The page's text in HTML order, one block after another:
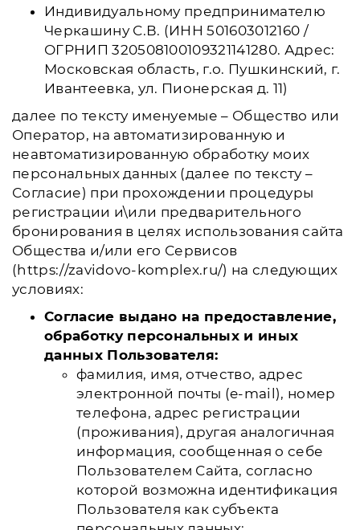
Индивидуальному предпринимателю
Черкашину С.В. (ИНН 501603012160 /
ОГРНИП 320508100109321141280. Адрес:
Московская область, г.о. Пушкинский, г.
Ивантеевка, ул. Пионерская д. 11)
далее по тексту именуемые – Общество или
Оператор, на автоматизированную и
неавтоматизированную обработку моих
персональных данных (далее по тексту –
Согласие) при прохождении процедуры
регистрации и\или предварительного
бронирования в целях использования сайта
Общества и/или его Сервисов
(https://zavidovo-komplex.ru/) на следующих
условиях:
Согласие выдано на предоставление,
обработку персональных и иных
данных Пользователя:
фамилия, имя, отчество, адрес
электронной почты (e-mail), номер
телефона, адрес регистрации
(проживания), другая аналогичная
информация, сообщенная о себе
Пользователем Сайта, согласно
которой возможна идентификация
Пользователя как субъекта